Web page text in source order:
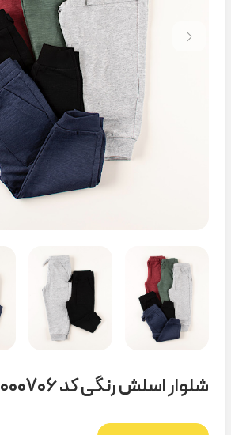
شلوار اسلش رنگی کد C000706